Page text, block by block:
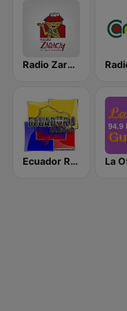
Radio Zaracay
Ecuador Radio HD